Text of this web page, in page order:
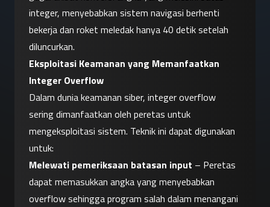
integer, menyebabkan sistem navigasi berhenti
bekerja dan roket meledak hanya 40 detik setelah
diluncurkan.
Eksploitasi Keamanan yang Memanfaatkan
Integer Overflow
Dalam dunia keamanan siber, integer overflow
sering dimanfaatkan oleh peretas untuk
mengeksploitasi sistem. Teknik ini dapat digunakan
untuk:
Melewati pemeriksaan batasan input – Peretas
dapat memasukkan angka yang menyebabkan
overflow sehingga program salah dalam menangani